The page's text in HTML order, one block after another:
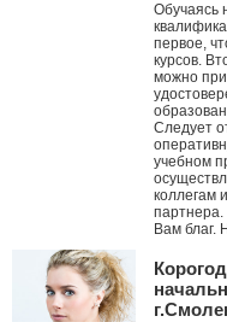
Обучаясь
первое,
курсов.
можно
Следует
учебном
коллегам
партнера.
Вам благ.